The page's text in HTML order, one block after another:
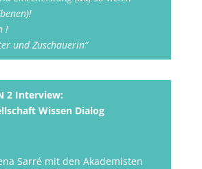
!
und Zuschauerin“
2 Interview:
Wissen Dialog
Sarré mit den Akademisten